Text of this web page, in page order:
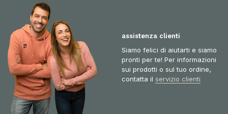
assistenza clienti
Siamo felici di aiutarti e siamo
pronti per te! Per informazioni
sui prodotti o sul tuo ordine,
contatta il servizio clienti